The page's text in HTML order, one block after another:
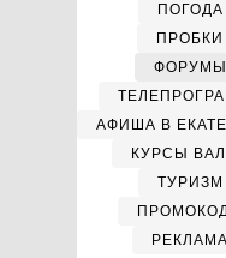
ПРОБКИ
ФОРУМЫ
АФИША В
КУРСЫ
ТУРИЗМ